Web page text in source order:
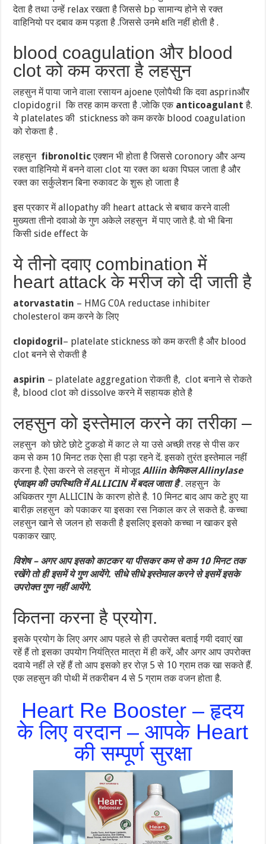
देता है तथा उन्हें relax रखता है जिससे bp सामान्य होने से रक्त
वाहिनियो पर दबाव कम पड़ता है .जिससे उनमे क्षति नहीं होती है .
blood coagulation और blood
clot को कम करता है लहसुन
लहसुन में पाया जाने वाला रसायन ajoene एलोपैथी कि दवा asprinऔर
clopidogril कि तरह काम करता है .जोकि एक anticoagulant है.
ये platelates की stickness को कम करके blood coagulation
को रोकता है .
लहसुन fibronolticएक्शन भी होता है जिससे coronory और अन्य
रक्त वाहिनियो में बनने वाला clot या रक्त का थका पिघल जाता है और
रक्त का सर्कुलेशन बिना रुकावट के शुरू हो जाता है
इस प्रकार में allopathy की heart attack से बचाव करने वाली
मुख्यता तीनो दवाओ के गुण अकेले लहसुन में पाए जाते है. वो भी बिना
किसी side effect के
ये तीनो दवाए combination में
heart attack के मरीज को दी जाती है
atorvastatin – HMG C0A reductase inhibiter
cholesterol कम करने के लिए
clopidogril – platelate stickness को कम करती है और blood
clot बनने से रोकती है
aspirin – platelate aggregation रोकती है, clot बनाने से रोकते
है, blood clot को dissolve करने में सहायक होते है
लहसुन को इस्तेमाल करने का तरीका –
लहसुन को छोटे छोटे टुकडो में काट ले या उसे अच्छी तरह से पीस कर
कम से कम 10 मिनट तक ऐसा ही पड़ा रहने दें. इसको तुरंत इस्तेमाल नहीं
करना है. ऐसा करने से लहसुन में मोजूदAlliin केमिकल Allinylase
एंजाइम की उपस्थिति में ALLICIN में बदल जाता है. लहसुन के
अधिकतर गुण ALLICIN के कारण होते है. 10 मिनट बाद आप कटे हुए या
बारीक़ लहसुन को पकाकर या इसका रस निकाल कर ले सकते है. कच्चा
लहसुन खाने से जलन हो सकती है इसलिए इसको कच्चा न खाकर इसे
पकाकर खाए.
विशेष – अगर आप इसको काटकर या पीसकर कम से कम 10 मिनट तक
रखेंगे तो ही इसमें ये गुण आयेंगे. सीधे सीधे इस्तेमाल करने से इसमें इसके
उपरोक्त गुण नहीं आयेंगे.
कितना करना है प्रयोग.
इसके प्रयोग के लिए अगर आप पहले से ही उपरोक्त बताई गयी दवाएं खा
रहें हैं तो इसका उपयोग नियंत्रित मात्रा में ही करें, और अगर आप उपरोक्त
दवाये नहीं ले रहें हैं तो आप इसको हर रोज़ 5 से 10 ग्राम तक खा सकते हैं.
एक लहसुन की पोथी में तकरीबन 4 से 5 ग्राम तक वजन होता है.
Heart Re Booster – हृदय
के लिए वरदान – आपके Heart
की सम्पूर्ण सुरक्षा